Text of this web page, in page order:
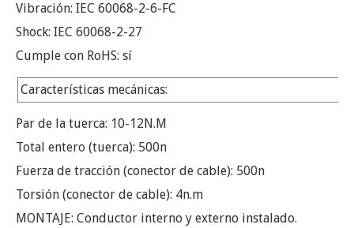
Vibración: IEC 60068-2-6-FC
Shock: IEC 60068-2-27
Cumple con RoHS: sí
Características mecánicas:
Par de la tuerca: 10-12N.M
Total entero (tuerca): 500n
Fuerza de tracción (conector de cable): 500n
Torsión (conector de cable): 4n.m
MONTAJE: Conductor interno y externo instalado.